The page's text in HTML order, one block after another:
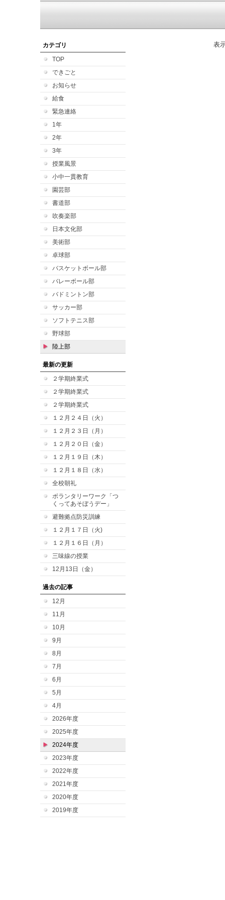
カテゴリ
TOP
できごと
お知らせ
給食
緊急連絡
1年
2年
3年
授業風景
小中一貫教育
園芸部
書道部
吹奏楽部
日本文化部
美術部
卓球部
バスケットボール部
バレーボール部
バドミントン部
サッカー部
ソフトテニス部
野球部
陸上部
最新の更新
２学期終業式
２学期終業式
２学期終業式
１２月２４日（火）
１２月２３日（月）
１２月２０日（金）
１２月１９日（木）
１２月１８日（水）
全校朝礼
ボランタリーワーク「つ
くってあそぼうデー」
避難拠点防災訓練
１２月１７日（火)
１２月１６日（月）
三味線の授業
12月13日（金）
過去の記事
12月
11月
10月
9月
8月
7月
6月
5月
4月
2026年度
2025年度
2024年度
2023年度
2022年度
2021年度
2020年度
2019年度
表